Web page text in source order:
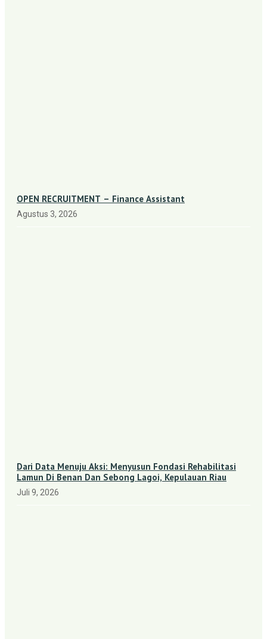
OPEN RECRUITMENT – Finance Assistant
Agustus 3, 2026
Dari Data Menuju Aksi: Menyusun Fondasi Rehabilitasi
Lamun Di Benan Dan Sebong Lagoi, Kepulauan Riau
Juli 9, 2026